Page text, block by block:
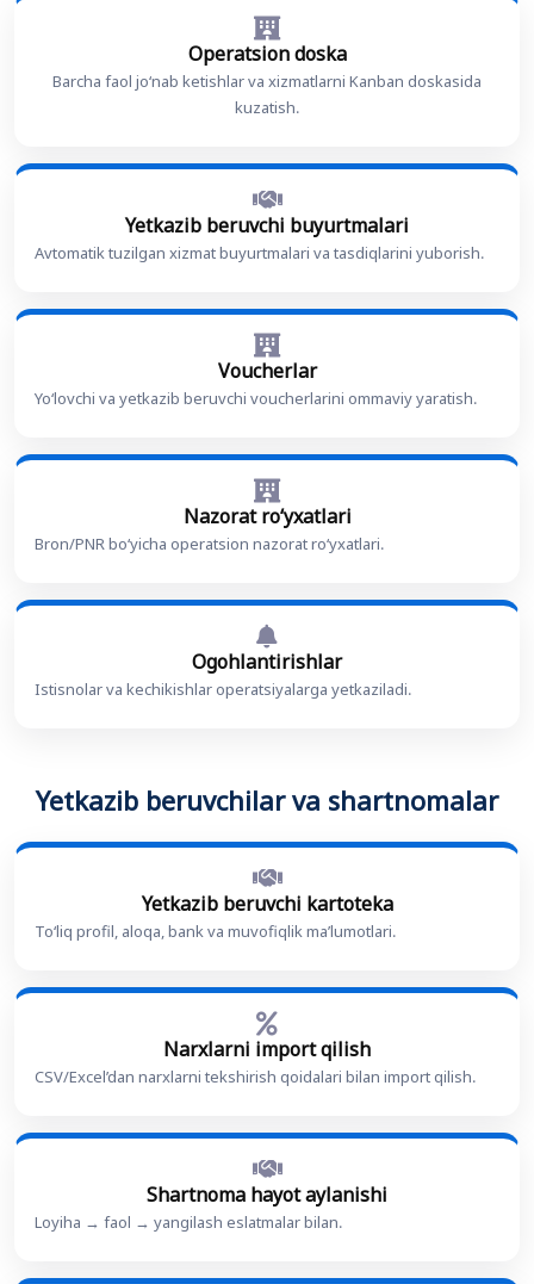
Operatsion doska
Barcha faol jo‘nab ketishlar va xizmatlarni Kanban doskasida
kuzatish.
Yetkazib beruvchi buyurtmalari
Avtomatik tuzilgan xizmat buyurtmalari va tasdiqlarini yuborish.
Voucherlar
Yo‘lovchi va yetkazib beruvchi voucherlarini ommaviy yaratish.
Nazorat ro‘yxatlari
Bron/PNR bo‘yicha operatsion nazorat ro‘yxatlari.
Ogohlantirishlar
Istisnolar va kechikishlar operatsiyalarga yetkaziladi.
Yetkazib beruvchilar va shartnomalar
Yetkazib beruvchi kartoteka
To‘liq profil, aloqa, bank va muvofiqlik ma’lumotlari.
Narxlarni import qilish
CSV/Excel’dan narxlarni tekshirish qoidalari bilan import qilish.
Shartnoma hayot aylanishi
Loyiha → faol → yangilash eslatmalar bilan.